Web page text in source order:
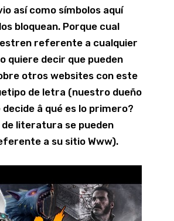
así­ como símbolos aquí
bloquean. Porque cual
referente a cualquier
quiere decir que pueden
otros websites con este
de letra (nuestro dueño
â qué es lo primero?
literatura se pueden
a su sitio Www).